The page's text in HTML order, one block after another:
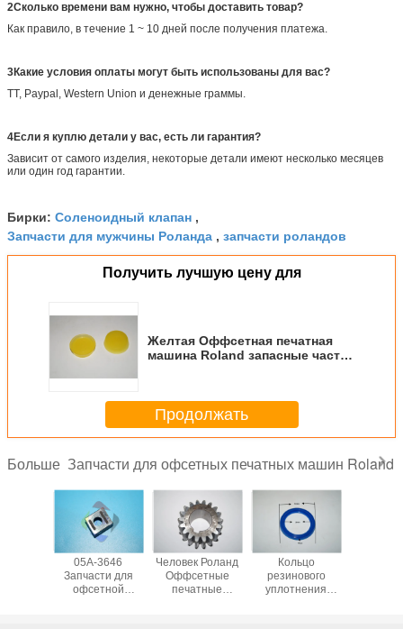
2Сколько времени вам нужно, чтобы доставить товар?
Как правило, в течение 1 ~ 10 дней после получения платежа.
3Какие условия оплаты могут быть использованы для вас?
TT, Paypal, Western Union и денежные граммы.
4Если я куплю детали у вас, есть ли гарантия?
Зависит от самого изделия, некоторые детали имеют несколько месяцев
или один год гарантии.
Бирки: Соленоидный клапан ,
Запчасти для мужчины Роланда , запчасти роландов
Получить лучшую цену для
Желтая Оффсетная печатная
машина Roland запасные части
прессы Roland 900
Продолжать
Больше Запчасти для офсетных печатных машин Roland
05A-3646
Запчасти для
офсетной
Человек Роланд
Оффсетные
печатные
Кольцо
резинового
уплотнения